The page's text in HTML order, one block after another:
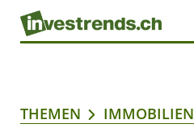
THEMEN IMMOBILIEN